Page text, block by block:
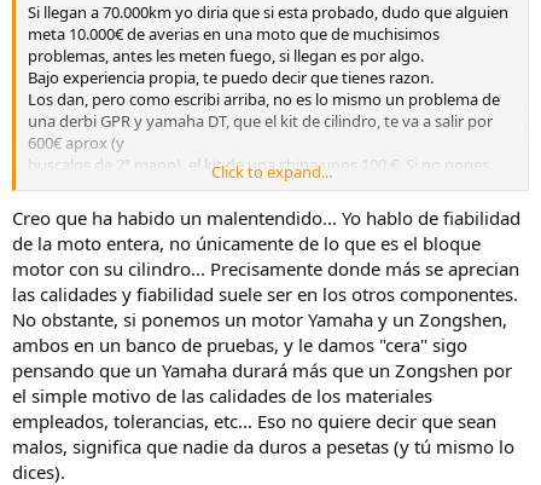
Si llegan a 70.000km yo diria que si esta probado, dudo que alguien
meta 10.000€ de averias en una moto que de muchisimos
problemas, antes les meten fuego, si llegan es por algo.
Bajo experiencia propia, te puedo decir que tienes razon.
Los dan, pero como escribi arriba, no es lo mismo un problema de
una derbi GPR y yamaha DT, que el kit de cilindro, te va a salir por
600€ aprox (y
buscalos de 2ª mano), el kit de una china unos 100 €. Si no pones
mano de obra puedes gripar 6 motores chinos por el precio de uno
japo, con manos de obra 1-3.
Una ECU yamaha = 600€, una keway unos 100€....
En chorradas y chuninadas... Pues si tio, tienes razon te van a dar
muuuucho mas porculo, pero es lo que hay, si eres manita y tienes
tiempo, pues no tan malo, si no, mejor pilla una 1ª marca.
Si hablamos de Hanway, OWNED, si de keaway, MAcbor, etc, lo
mismo salgo ganado, van mejorando mucho, pero es lo de siempre,
quieres que te hagan una casa de campo por 30€?
¬___¬.... ((donde ta la tarmpa))...
La unica primera marca que he visto con buenos precios en
repuesto es Suzuki.
Click to expand...
Creo que ha habido un malentendido... Yo hablo de fiabilidad
de la moto entera, no únicamente de lo que es el bloque
motor con su cilindro... Precisamente donde más se aprecian
las calidades y fiabilidad suele ser en los otros componentes.
No obstante, si ponemos un motor Yamaha y un Zongshen,
ambos en un banco de pruebas, y le damos "cera" sigo
pensando que un Yamaha durará más que un Zongshen por
el simple motivo de las calidades de los materiales
empleados, tolerancias, etc... Eso no quiere decir que sean
malos, significa que nadie da duros a pesetas (y tú mismo lo
dices).